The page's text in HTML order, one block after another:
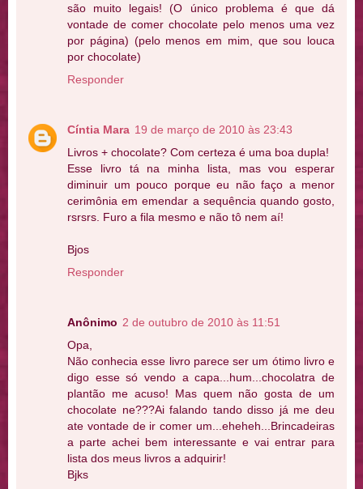
são muito legais! (O único problema é que dá
vontade de comer chocolate pelo menos uma vez
por página) (pelo menos em mim, que sou louca
por chocolate)
Responder
Cíntia Mara 19 de março de 2010 às 23:43
Livros + chocolate? Com certeza é uma boa dupla!
Esse livro tá na minha lista, mas vou esperar
diminuir um pouco porque eu não faço a menor
cerimônia em emendar a sequência quando gosto,
rsrsrs. Furo a fila mesmo e não tô nem aí!
Bjos
Responder
Anônimo 2 de outubro de 2010 às 11:51
Opa,
Não conhecia esse livro parece ser um ótimo livro e
digo esse só vendo a capa...hum...chocolatra de
plantão me acuso! Mas quem não gosta de um
chocolate ne???Ai falando tando disso já me deu
ate vontade de ir comer um...eheheh...Brincadeiras
a parte achei bem interessante e vai entrar para
lista dos meus livros a adquirir!
Bjks